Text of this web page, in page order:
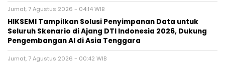
Jumat, 7 Agustus 2026 - 04:14 WIB
HIKSEMI Tampilkan Solusi Penyimpanan Data untuk
Seluruh Skenario di Ajang DTI Indonesia 2026, Dukung
Pengembangan AI di Asia Tenggara
Jumat, 7 Agustus 2026 - 00:42 WIB